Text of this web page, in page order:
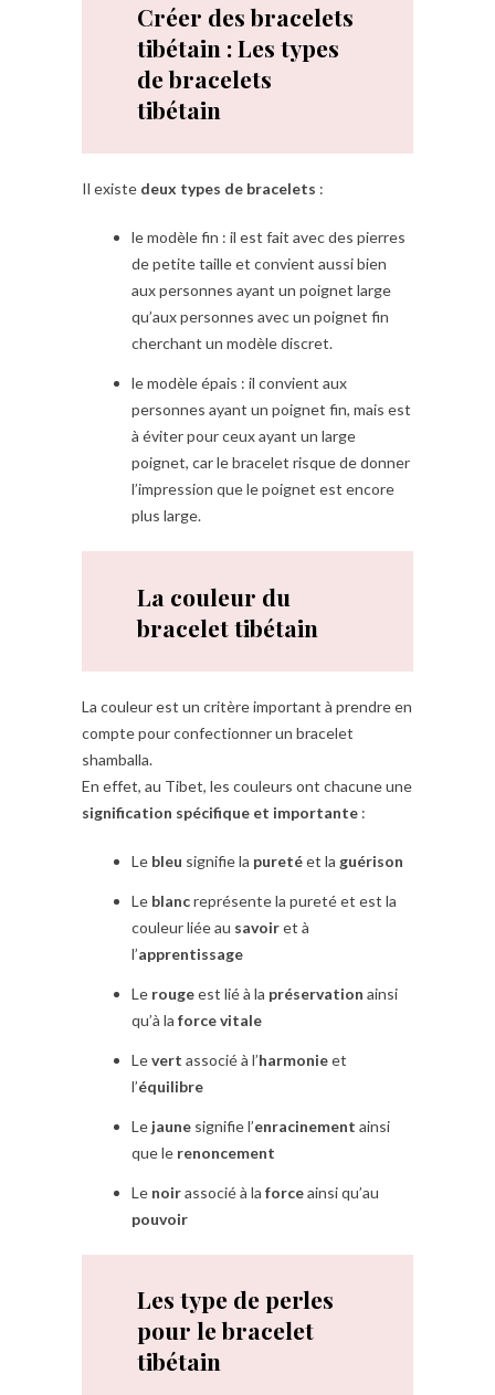
Créer des bracelets
tibétain : Les types
de bracelets
tibétain
Il existe deux types de bracelets :
le modèle fin : il est fait avec des pierres
de petite taille et convient aussi bien
aux personnes ayant un poignet large
qu’aux personnes avec un poignet fin
cherchant un modèle discret.
le modèle épais : il convient aux
personnes ayant un poignet fin, mais est
à éviter pour ceux ayant un large
poignet, car le bracelet risque de donner
l’impression que le poignet est encore
plus large.
La couleur du
bracelet tibétain
La couleur est un critère important à prendre en
compte pour confectionner un bracelet
shamballa.
En effet, au Tibet, les couleurs ont chacune une
signification spécifique et importante :
Le bleu signifie la puretéet la guérison
Le blancreprésente la pureté et est la
couleur liée au savoiret à
l’apprentissage
Le rougeest lié à la préservation ainsi
qu’à la force vitale
Levert associé à l’harmonieet
l’équilibre
Le jaune signifie l’enracinement ainsi
que le renoncement
Le noirassocié à la forceainsi qu’au
pouvoir
Les type de perles
pour le bracelet
tibétain